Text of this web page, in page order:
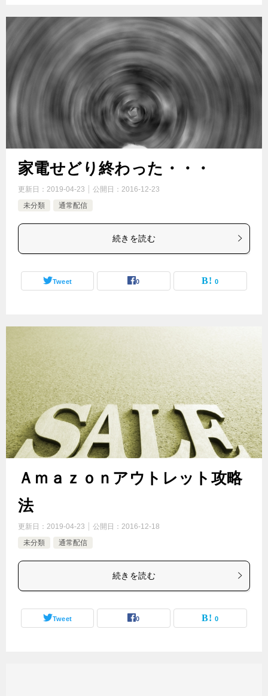
家電せどり終わった・・・
更新日： 2019-04-23 公開日： 2016-12-23
未分類
通常配信
続きを読む
Tweet 0 0
Ａｍａｚｏｎアウトレット攻略
法
更新日： 2019-04-23 公開日： 2016-12-18
未分類
通常配信
続きを読む
Tweet 0 0